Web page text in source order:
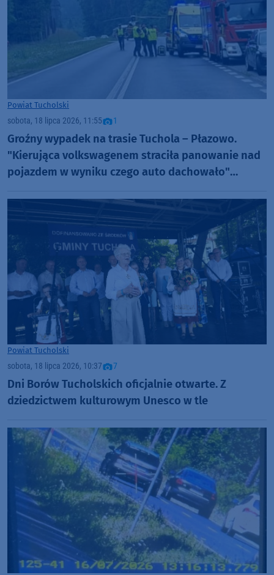
Powiat Tucholski
sobota, 18 lipca 2026, 11:55 1
Groźny wypadek na trasie Tuchola – Płazowo.
"Kierująca volkswagenem straciła panowanie nad
pojazdem w wyniku czego auto dachowało"
Powiat Tucholski
sobota, 18 lipca 2026, 10:37 7
Dni Borów Tucholskich oficjalnie otwarte. Z
dziedzictwem kulturowym Unesco w tle